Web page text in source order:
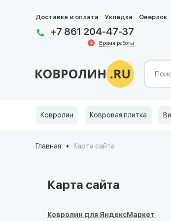
Доставка и оплата Укладка Оверлок
+7 861 204-47-37
Время работы
Ковролин Ковровая плитка
Главная Карта сайта
Карта сайта
Ковролин для ЯндексМаркет